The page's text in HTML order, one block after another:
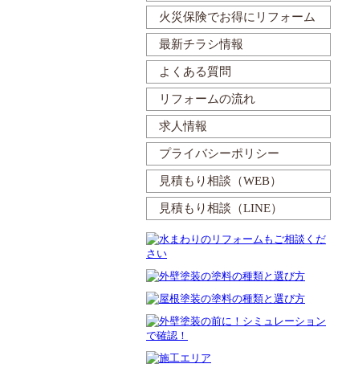
火災保険でお得にリフォーム
最新チラシ情報
よくある質問
リフォームの流れ
求人情報
プライバシーポリシー
見積もり相談（WEB）
見積もり相談（LINE）